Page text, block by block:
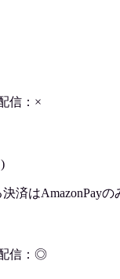
信：×
済はAmazonPayの
信：◎